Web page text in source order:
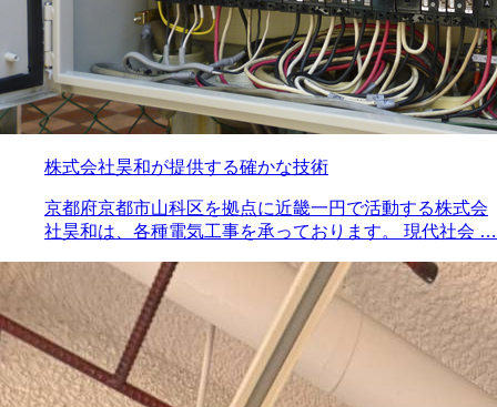
株式会社昊和が提供する確かな技術
京都府京都市山科区を拠点に近畿一円で活動する株式会
社昊和は、各種電気工事を承っております。 現代社会 …